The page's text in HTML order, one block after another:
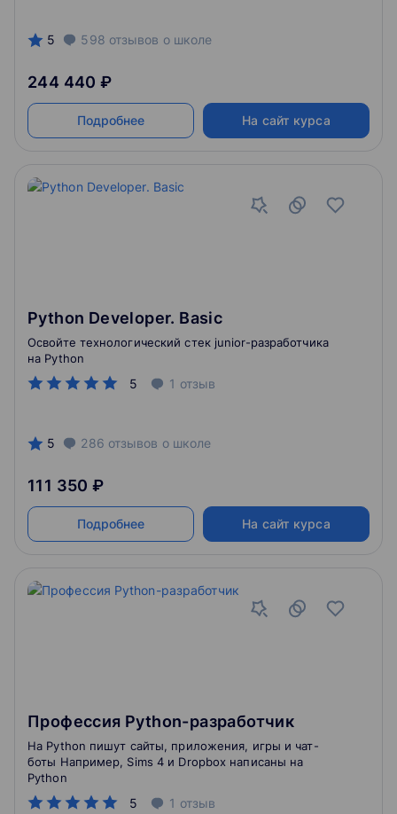
5 598 отзывов о школе
244 440 ₽
Подробнее На сайт курса
Python Developer. Basic
5 1 отзыв
Освойте технологический стек junior-разработчика
на Python
5 286 отзывов о школе
111 350 ₽
Подробнее На сайт курса
Профессия Python-разработчик
5 1 отзыв
На Python пишут сайты, приложения, игры и чат-
боты Например, Sims 4 и Dropbox написаны на
Python